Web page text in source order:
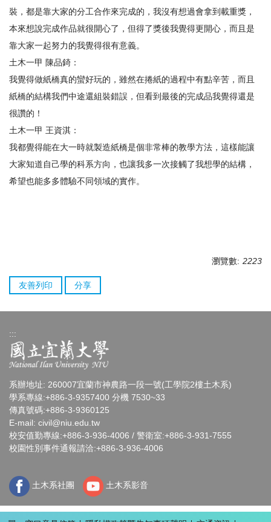
裝，都是靠大家的分工合作來完成的，我沒有想過會拿到載重獎，
本來想說完成作品就很開心了，但得了獎後我覺得更開心，而且是
靠大家一起努力的我覺得很有意義。
土木一甲 陳品錡：
我覺得做紙橋真的蠻好玩的，雖然在捲紙的過程中有點辛苦，而且
紙橋的結構我們中途還組裝錯誤，但看到最後的完成品我覺得還是
很讚的！
土木一甲 王資淇：
我都覺得能在大一時就製造紙橋是個非常棒的教學方法，這樣能讓
大家知道自己學的科系方向，也讓我多一次接觸了我想學的結構，
希望也能多多體驗不同領域的實作。
瀏覽數: 2223
友善列印 分享
:::
系辦地址: 260007宜蘭市神農路一段一號(工學院2樓土木系)
學系專線:+886-3-9357400 分機 7530~33
傳真號碼:+886-3-9360125
E-mail: civil@niu.edu.tw
校安值勤專線:+886-3-936-4006 / 警衛室:+886-3-931-7555
校園性別事件通報請洽:+886-3-936-4006
土木系社團 土木系影音